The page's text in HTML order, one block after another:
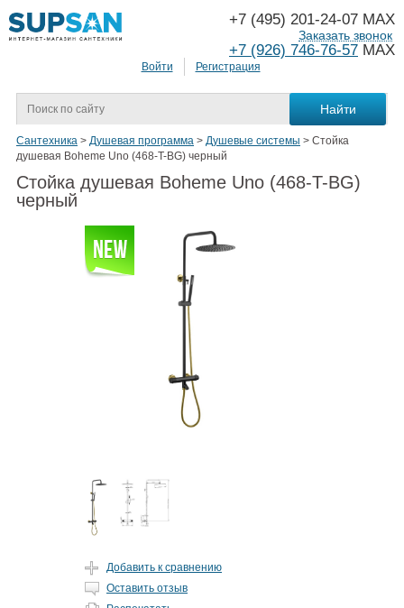
Войти Регистрация
+7 (495) 201-24-07 MAX
+7 (926) 746-76-57 MAX
Заказать звонок
Сантехника > Душевая программа > Душевые системы > Стойка
душевая Boheme Uno (468-T-BG) черный
Стойка душевая Boheme Uno (468-T-BG)
черный
Добавить к сравнению
Оставить отзыв